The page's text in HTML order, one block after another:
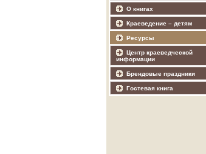
О книгах
Краеведение – детям
Ресурсы
Центр краеведческой
информации
Брендовые праздники
Гостевая книга